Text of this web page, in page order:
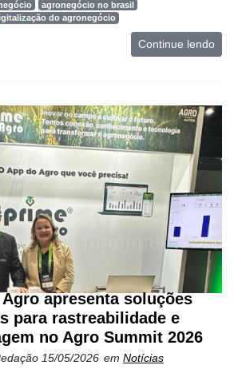
agronegócio no brasil
do agronegócio
Continue lendo
apresenta soluções
para rastreabilidade e
no Agro Summit 2026
15/05/2026 em Notícias